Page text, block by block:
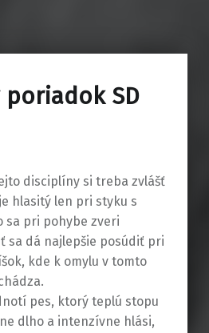
SD
disciplíny si treba zvlášť
hlasitý len pri styku s
sa pri pohybe zveri
sa dá najlepšie posúdiť pri
kde k omylu v tomto
pes, ktorý teplú stopu
dlho a intenzívne hlási,